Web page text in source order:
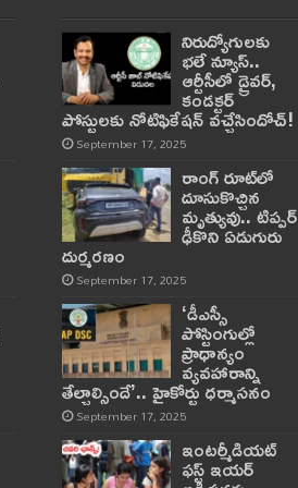
నిరుద్యోగులకు
భలే న్యూస్..
ఆర్టీసీలో డ్రైవర్,
కండక్టర్‌
పోస్టులకు నోటిఫికేషన్‌ వచ్చేసిందోచ్‌!
September 17, 2025
రాంగ్ రూట్‌లో
దూసుకొచ్చిన
మృత్యువు.. టిప్పర్
ఢీకొని ఏడుగురు
దుర్మరణం
September 17, 2025
‘డీఎస్సీ
పోస్టింగుల్లో
ప్రాధాన్యం
వ్యవహారాన్ని
తేల్చాల్సిందే’.. హైకోర్టు ధర్మాసనం
September 17, 2025
ఇంటర్మీడియట్
ఫస్ట్‌ ఇయర్‌